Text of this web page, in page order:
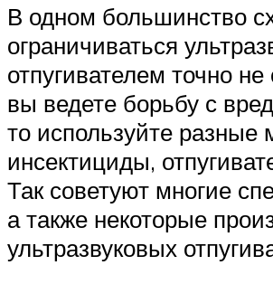
В одном большинство
ограничиваться
отпугивателем точно не
вы ведете борьбу с
то используйте разные
инсектициды,
Так советуют многие
а также некоторые
ультразвуковых